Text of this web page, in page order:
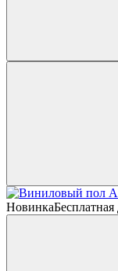
НовинкаБесплатная